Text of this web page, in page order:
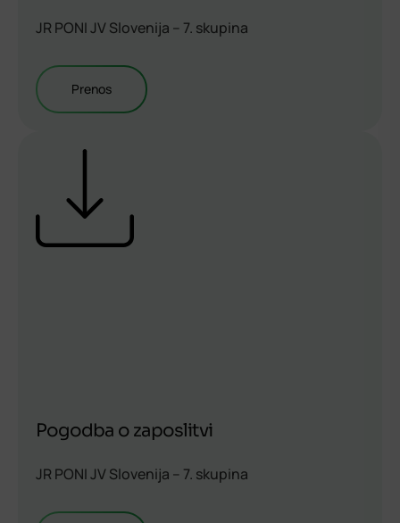
JR PONI JV Slovenija – 7. skupina
Prenos
Pogodba o zaposlitvi
JR PONI JV Slovenija – 7. skupina